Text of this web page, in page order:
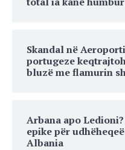
Skandal në
portugeze
bluzë me flamurin
Arbana apo
epike për
Albania